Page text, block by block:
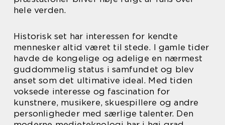
hele verden.
Historisk set har interessen for kendte
mennesker altid været til stede. I gamle tider
havde de kongelige og adelige en nærmest
guddommelig status i samfundet og blev
anset som det ultimative ideal. Med tiden
voksede interesse og fascination for
kunstnere, musikere, skuespillere og andre
personligheder med særlige talenter. Den